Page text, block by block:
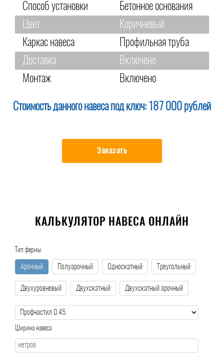
Способ установки
Бетонное основания
Цвет
Коричневый
Каркас навеса
Профильная труба
Доставка
Включено
Монтаж
Включено
Стоимость данного навеса под ключ: 187 000 рублей
Заказать
КАЛЬКУЛЯТОР НАВЕСА ОНЛАЙН
Тип фермы
Арочный Полуарочный Односкатный Треугольный
Двухуровневый Двухскатный Двухскатный арочный
Ширина навеса